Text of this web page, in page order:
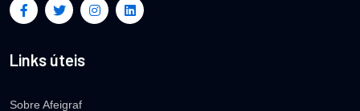
Links úteis
Sobre Afeigraf